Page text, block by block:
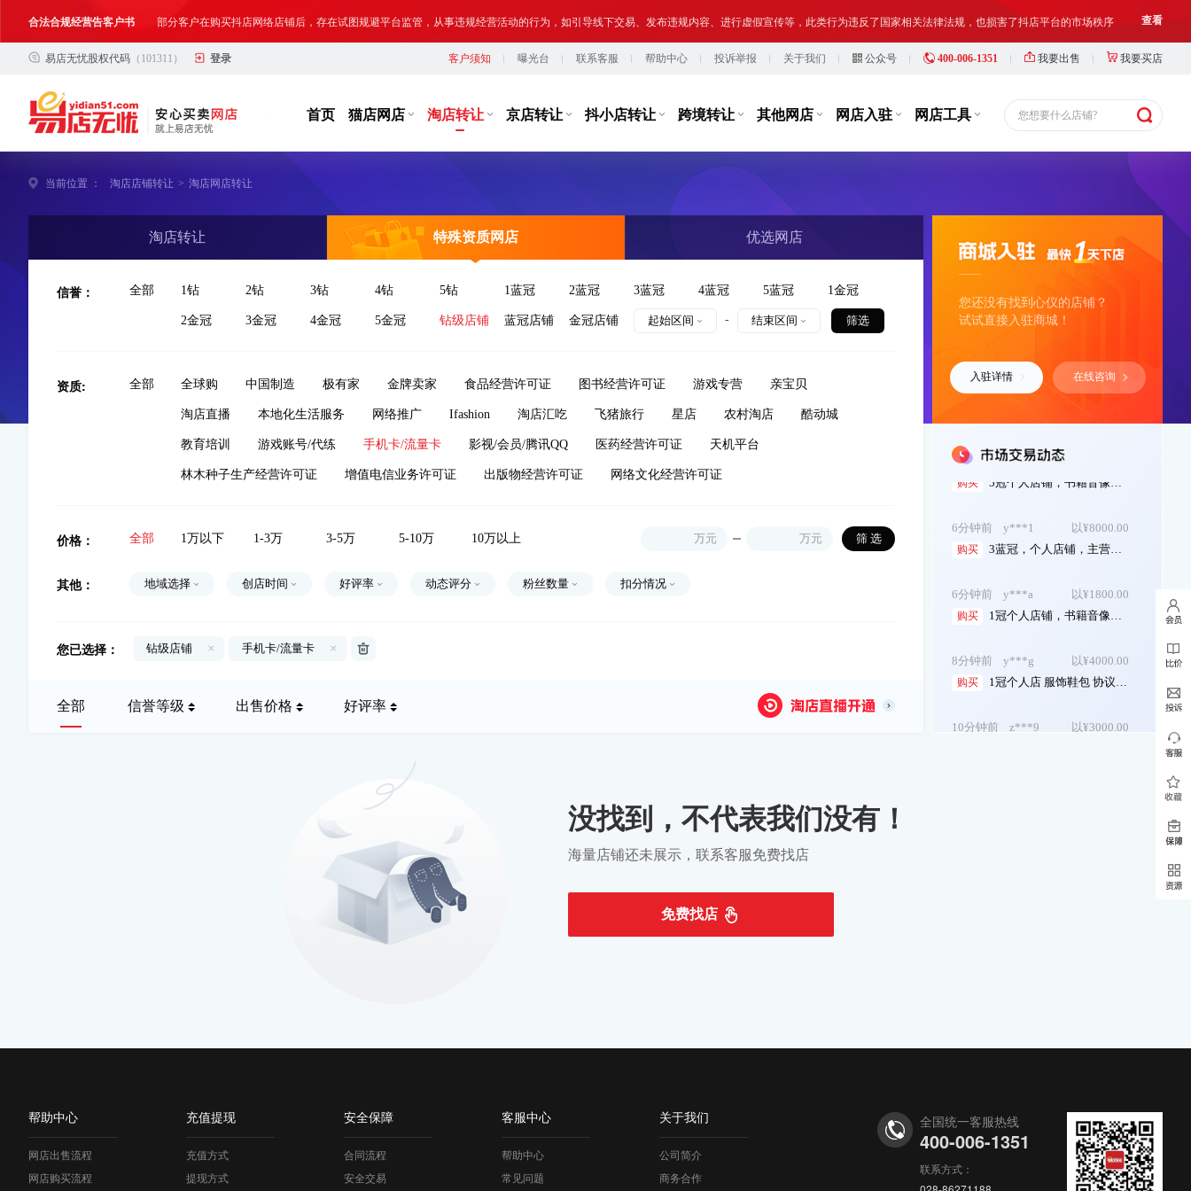
合法合规经营告客户书 部分客户在购买抖店网络店铺后，存在试图规避平台监管，从事违规经营活动的行为，如引导线下交易、发布违规内容、进行虚假宣传等，此类行为违反了国家相关法律法规，也损害了抖店平台的市场秩序 查看
网络店铺合法经营告诫书 为确保网络店铺的合法、规范转让与经营,我司温馨提示,请勿将您转让或购买的网络店铺用于实施违法、犯罪行为；网络非法外之地,店铺出让人、受让人、实际经营人均须对网络店铺进行合法合规经营和管理 查看
易店无忧股权代码 （101311） 登录 客户须知 曝光台 联系客服 帮助中心 投诉举报 关于我们 公众号 400-006-1351 我要出售 我要买店
首页 猫店网店 淘店转让 京店转让 抖小店转让 跨境转让 其他网店 网店入驻 网店工具 您想要什么店铺?
当前位置 ： 淘店店铺转让 > 淘店网店转让
淘店转让 特殊资质网店 优选网店
信誉： 全部 1钻 2钻 3钻 4钻 5钻 1蓝冠 2蓝冠 3蓝冠 4蓝冠 5蓝冠 1金冠
2金冠 3金冠 4金冠 5金冠 钻级店铺 蓝冠店铺 金冠店铺 起始区间 - 结束区间
资质: 全部 全球购 中国制造 极有家 金牌卖家 食品经营许可证 图书经营许可证 游戏专营 亲宝贝
淘店直播 本地化生活服务 网络推广 Ifashion 淘店汇吃 飞猪旅行 星店 农村淘店 酷动城
教育培训 游戏账号/代练 手机卡/流量卡 影视/会员/腾讯QQ 医药经营许可证 天机平台
林木种子生产经营许可证 增值电信业务许可证 出版物经营许可证 网络文化经营许可证
价格： 全部 1万以下 1-3万 3-5万 5-10万 10万以上 万元 万元
其他： 地域选择 创店时间 好评率 动态评分 粉丝数量 扣分情况
您已选择： 钻级店铺 × 手机卡/流量卡 ×
全部 信誉等级 出售价格 好评率
您还没有找到心仪的店铺？
试试直接入驻商城！
入驻详情 在线咨询
16分钟前 y***b 以¥6300.00
5钻个人店铺，主营游戏/话费，今年无违规扣...
1分钟前 y***4 以¥1300.00
4分钟前 y***8
4分钟前 y***a 以¥1800.00
6分钟前 y***3
购买
购买 3蓝冠，个人店铺，主营游戏/话费，今年无违...
购买 1冠个人店铺，书籍音像，好评高，协议变更...
购买 1冠个人店 服饰鞋包 协议变更 无心经...
购买 3冠个人店铺 家居用品 占比大 价格美丽...
以¥2000.00
1冠个人店铺，书籍音像 ，协议变更，诚心出...
15分钟前 以¥800.00
没找到，不代表我们没有！
海量店铺还未展示，联系客服免费找店
免费找店
帮助中心
网店出售流程
网店购买流程
充值提现
充值方式
提现方式
安全保障
合同流程
安全交易
客服中心
帮助中心
常见问题
关于我们
公司简介
商务合作
全国统一客服热线
400-006-1351
联系方式：